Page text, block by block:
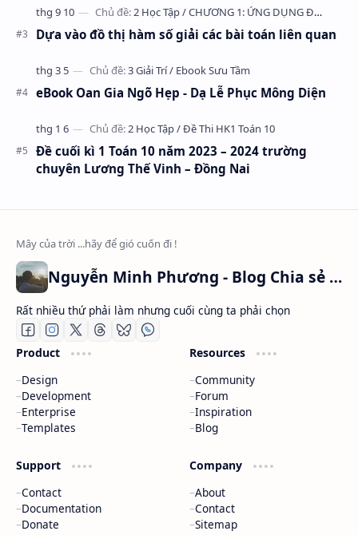
Dựa vào đồ thị hàm số giải các bài toán liên quan
eBook Oan Gia Ngõ Hẹp - Dạ Lễ Phục Mông Diện
Đề cuối kì 1 Toán 10 năm 2023 – 2024 trường
chuyên Lương Thế Vinh – Đồng Nai
Nguyễn Minh Phương - Blog Chia sẻ Kiến thức Chứng khoán & Tài liệu Toán học
Rất nhiều thứ phải làm nhưng cuối cùng ta phải chọn
Product
Design
Development
Enterprise
Templates
Resources
Community
Forum
Inspiration
Blog
Support
Contact
Documentation
Donate
Company
About
Contact
Sitemap